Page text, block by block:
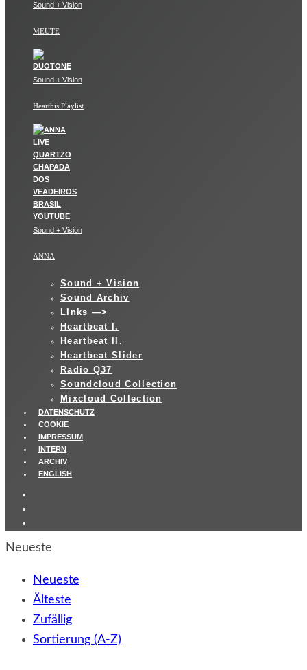
Sound + Vision
MEUTE
Sound + Vision
Hearthis Playlist
Sound + Vision
ANNA
Sound + Vision
Sound Archiv
LInks —>
Heartbeat I.
Heartbeat II.
Heartbeat Slider
Radio Q37
Soundcloud Collection
Mixcloud Collection
DATENSCHUTZ
COOKIE
IMPRESSUM
INTERN
ARCHIV
ENGLISH
Neueste
Neueste
Älteste
Zufällig
Sortierung (A-Z)